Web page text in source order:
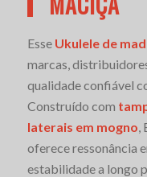
Esse Ukulele de
marcas,
qualidade confiável
Construído com
laterais em mogno
oferece ressonância
estabilidade a longo